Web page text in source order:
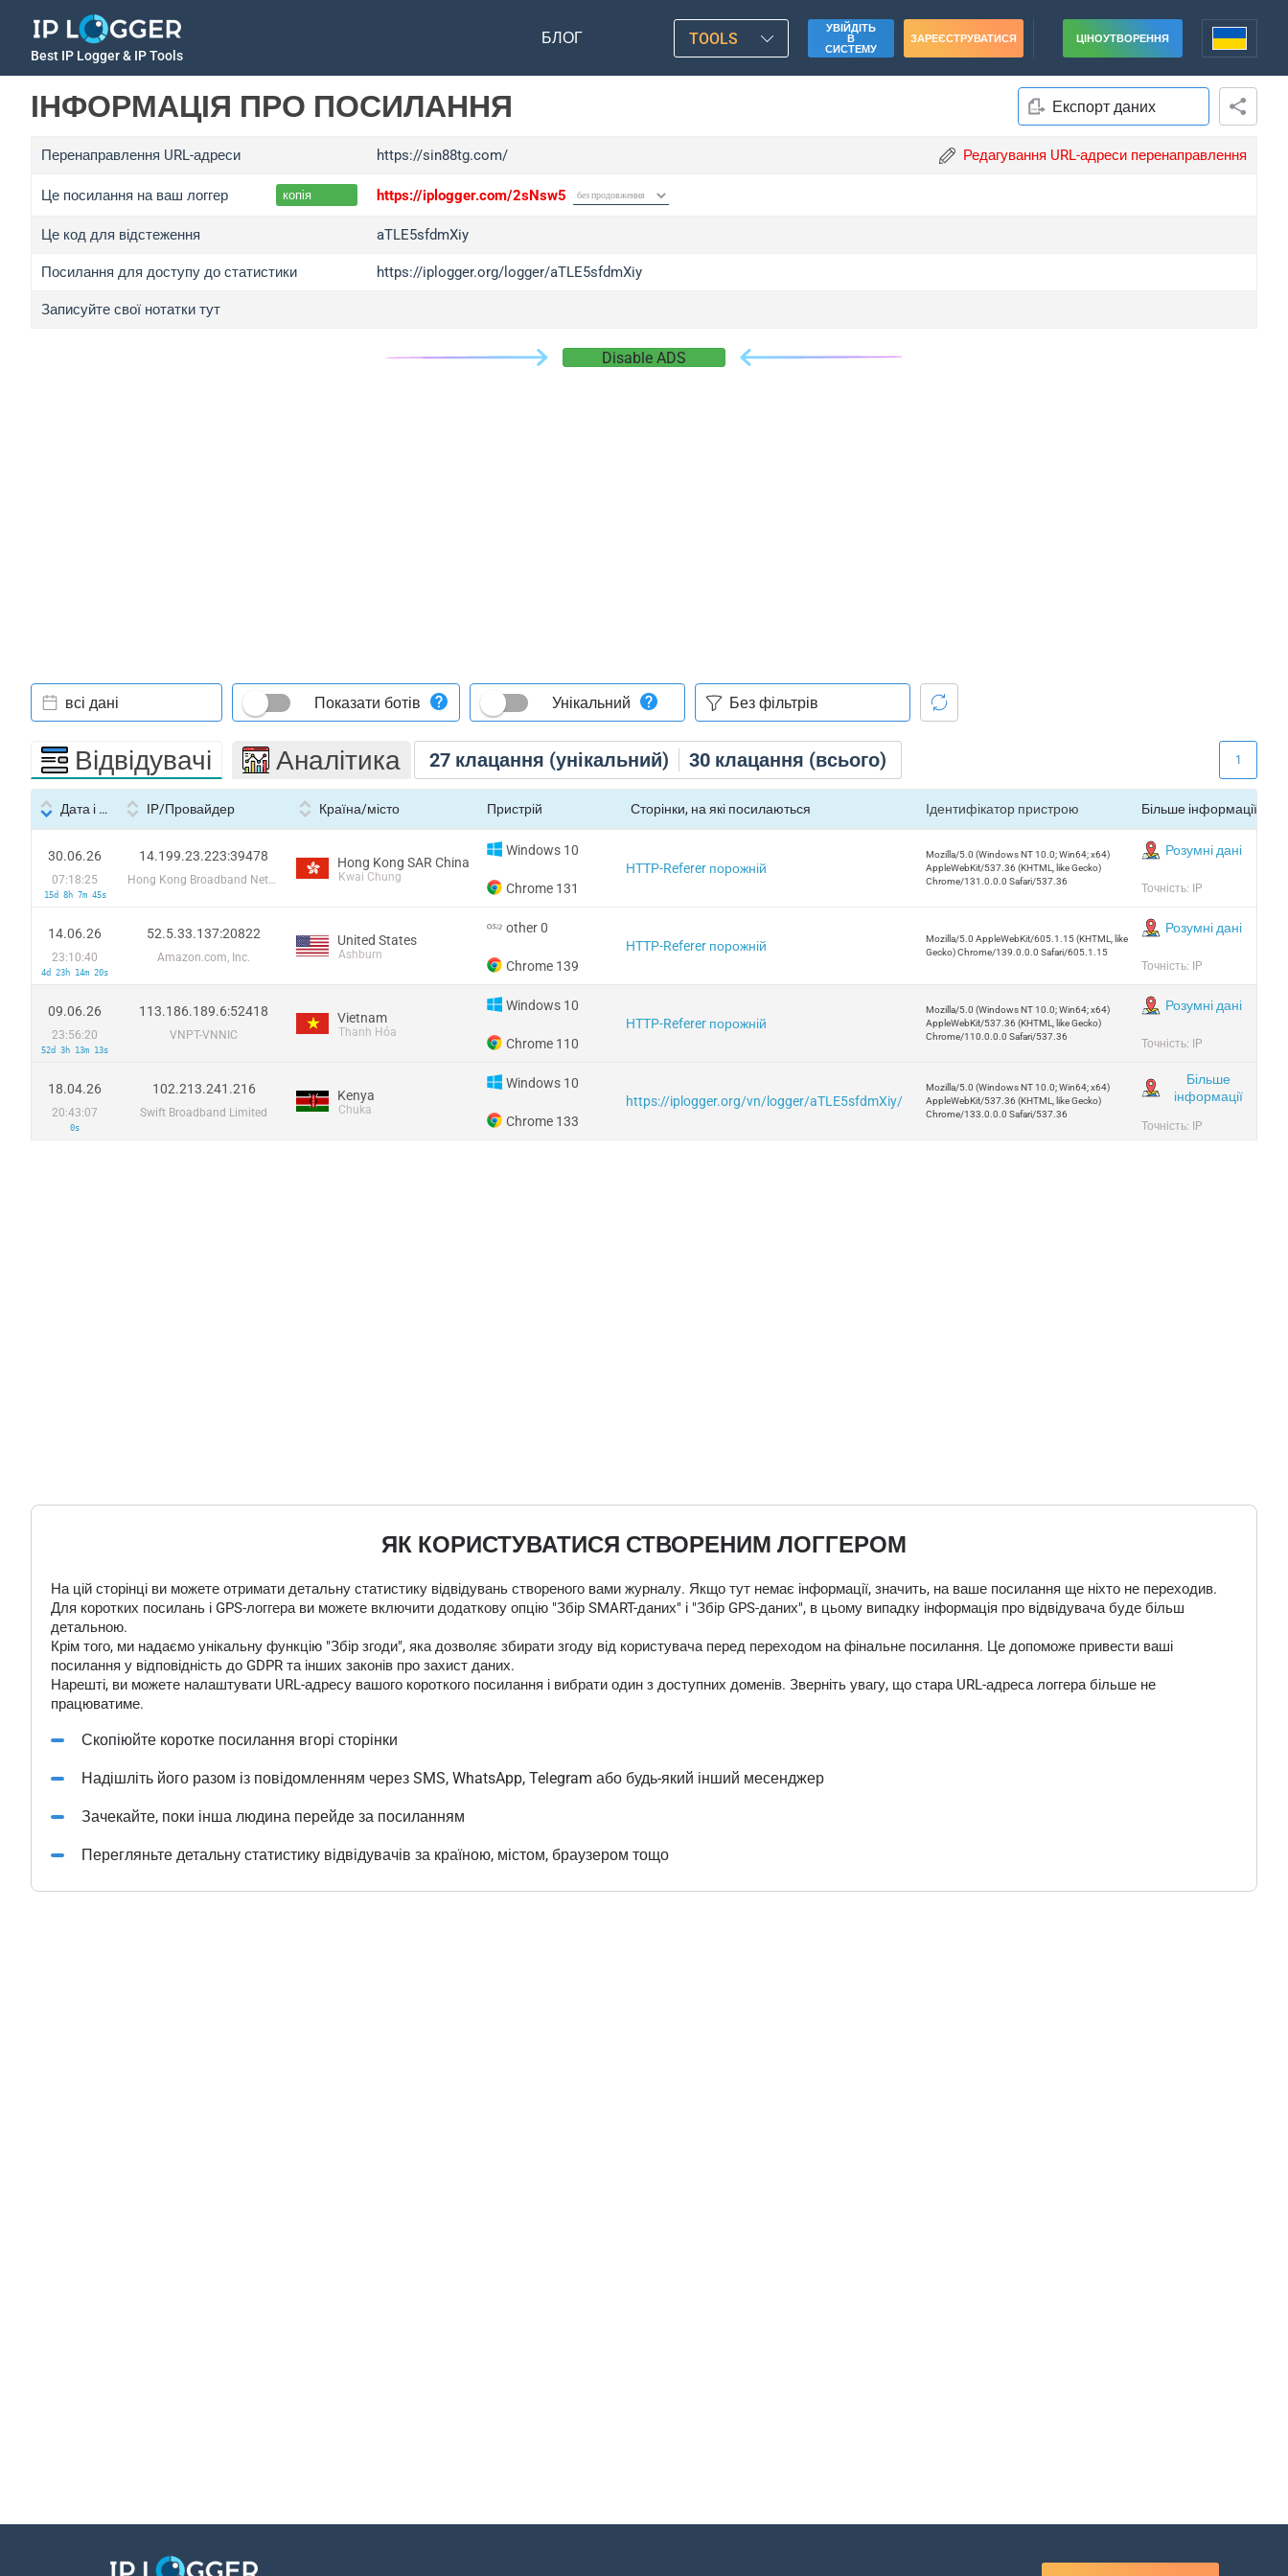
Best IP Logger & IP Tools
БЛОГ TOOLS
УВІЙДІТЬ
В
СИСТЕМУ
ЗАРЕЄСТРУВАТИСЯ ЦІНОУТВОРЕННЯ
ІНФОРМАЦІЯ ПРО ПОСИЛАННЯ Експорт даних
Перенаправлення URL-адреси https://sin88tg.com/ Редагування URL-адреси перенаправлення
Це посилання на ваш логгер копія https://iplogger.com/2sNsw5
Це код для відстеження aTLE5sfdmXiy
Посилання для доступу до статистики https://iplogger.org/logger/aTLE5sfdmXiy
Записуйте свої нотатки тут
Disable ADS
27 клацання (унікальний) 30 клацання (всього)
всі дані Показати ботів Унікальний
Відвідувачі Аналітика 1
Дата і час IP/Провайдер Країна/місто Пристрій Сторінки, на які посилаються Ідентифікатор пристрою Більше інформації
30.06.26
07:18:25
15d 8h 7m 45s
14.199.23.223:39478
Hong Kong Broadband Network Ltd
Hong Kong SAR China
Kwai Chung
Windows 10
Chrome 131
HTTP-Referer порожній
Mozilla/5.0 (Windows NT 10.0; Win64; x64)
AppleWebKit/537.36 (KHTML, like Gecko)
Chrome/131.0.0.0 Safari/537.36
Розумні дані
Точність: IP
14.06.26
23:10:40
4d 23h 14m 20s
52.5.33.137:20822
Amazon.com, Inc.
United States
Ashburn
other 0
Chrome 139
HTTP-Referer порожній
Mozilla/5.0 AppleWebKit/605.1.15 (KHTML, like
Gecko) Chrome/139.0.0.0 Safari/605.1.15
Розумні дані
Точність: IP
09.06.26
23:56:20
52d 3h 13m 13s
113.186.189.6:52418
VNPT-VNNIC
Vietnam
Thanh Hóa
Windows 10
Chrome 110
HTTP-Referer порожній
Mozilla/5.0 (Windows NT 10.0; Win64; x64)
AppleWebKit/537.36 (KHTML, like Gecko)
Chrome/110.0.0.0 Safari/537.36
Розумні дані
Точність: IP
18.04.26
20:43:07
0s
102.213.241.216
Swift Broadband Limited
Kenya
Chuka
Windows 10
Chrome 133
https://iplogger.org/vn/logger/aTLE5sfdmXiy/
Mozilla/5.0 (Windows NT 10.0; Win64; x64)
AppleWebKit/537.36 (KHTML, like Gecko)
Chrome/133.0.0.0 Safari/537.36
Більше
інформації
Точність: IP
ЯК КОРИСТУВАТИСЯ СТВОРЕНИМ ЛОГГЕРОМ
На цій сторінці ви можете отримати детальну статистику відвідувань створеного вами журналу. Якщо тут немає інформації, значить, на ваше посилання ще ніхто не переходив.
Для коротких посилань і GPS-логгера ви можете включити додаткову опцію "Збір SMART-даних" і "Збір GPS-даних", в цьому випадку інформація про відвідувача буде більш
детальною.
Крім того, ми надаємо унікальну функцію "Збір згоди", яка дозволяє збирати згоду від користувача перед переходом на фінальне посилання. Це допоможе привести ваші
посилання у відповідність до GDPR та інших законів про захист даних.
Нарешті, ви можете налаштувати URL-адресу вашого короткого посилання і вибрати один з доступних доменів. Зверніть увагу, що стара URL-адреса логгера більше не
працюватиме.
Скопіюйте коротке посилання вгорі сторінки
Надішліть його разом із повідомленням через SMS, WhatsApp, Telegram або будь-який інший месенджер
Зачекайте, поки інша людина перейде за посиланням
Перегляньте детальну статистику відвідувачів за країною, містом, браузером тощо